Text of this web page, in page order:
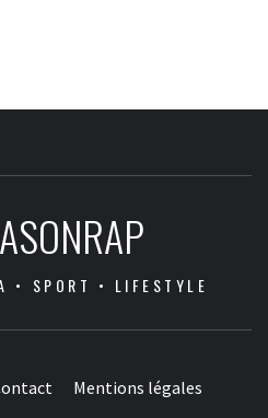
• SPORT • LIFESTYLE
Mentions légales